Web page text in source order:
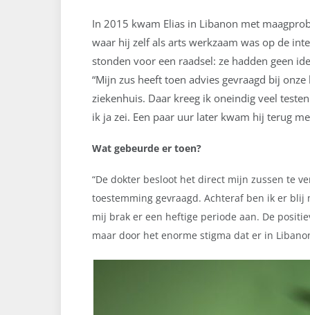
In 2015 kwam Elias in Libanon met
waar hij zelf als arts werkzaam was op de
stonden voor een raadsel: ze hadden geen
“Mijn zus heeft toen advies gevraagd bij
ziekenhuis. Daar kreeg ik oneindig veel
ik ja zei. Een paar uur later kwam hij terug
Wat gebeurde er toen?
“De dokter besloot het direct mijn zussen te
toestemming gevraagd. Achteraf ben ik er
mij brak er een heftige periode aan. De
maar door het enorme stigma dat er in